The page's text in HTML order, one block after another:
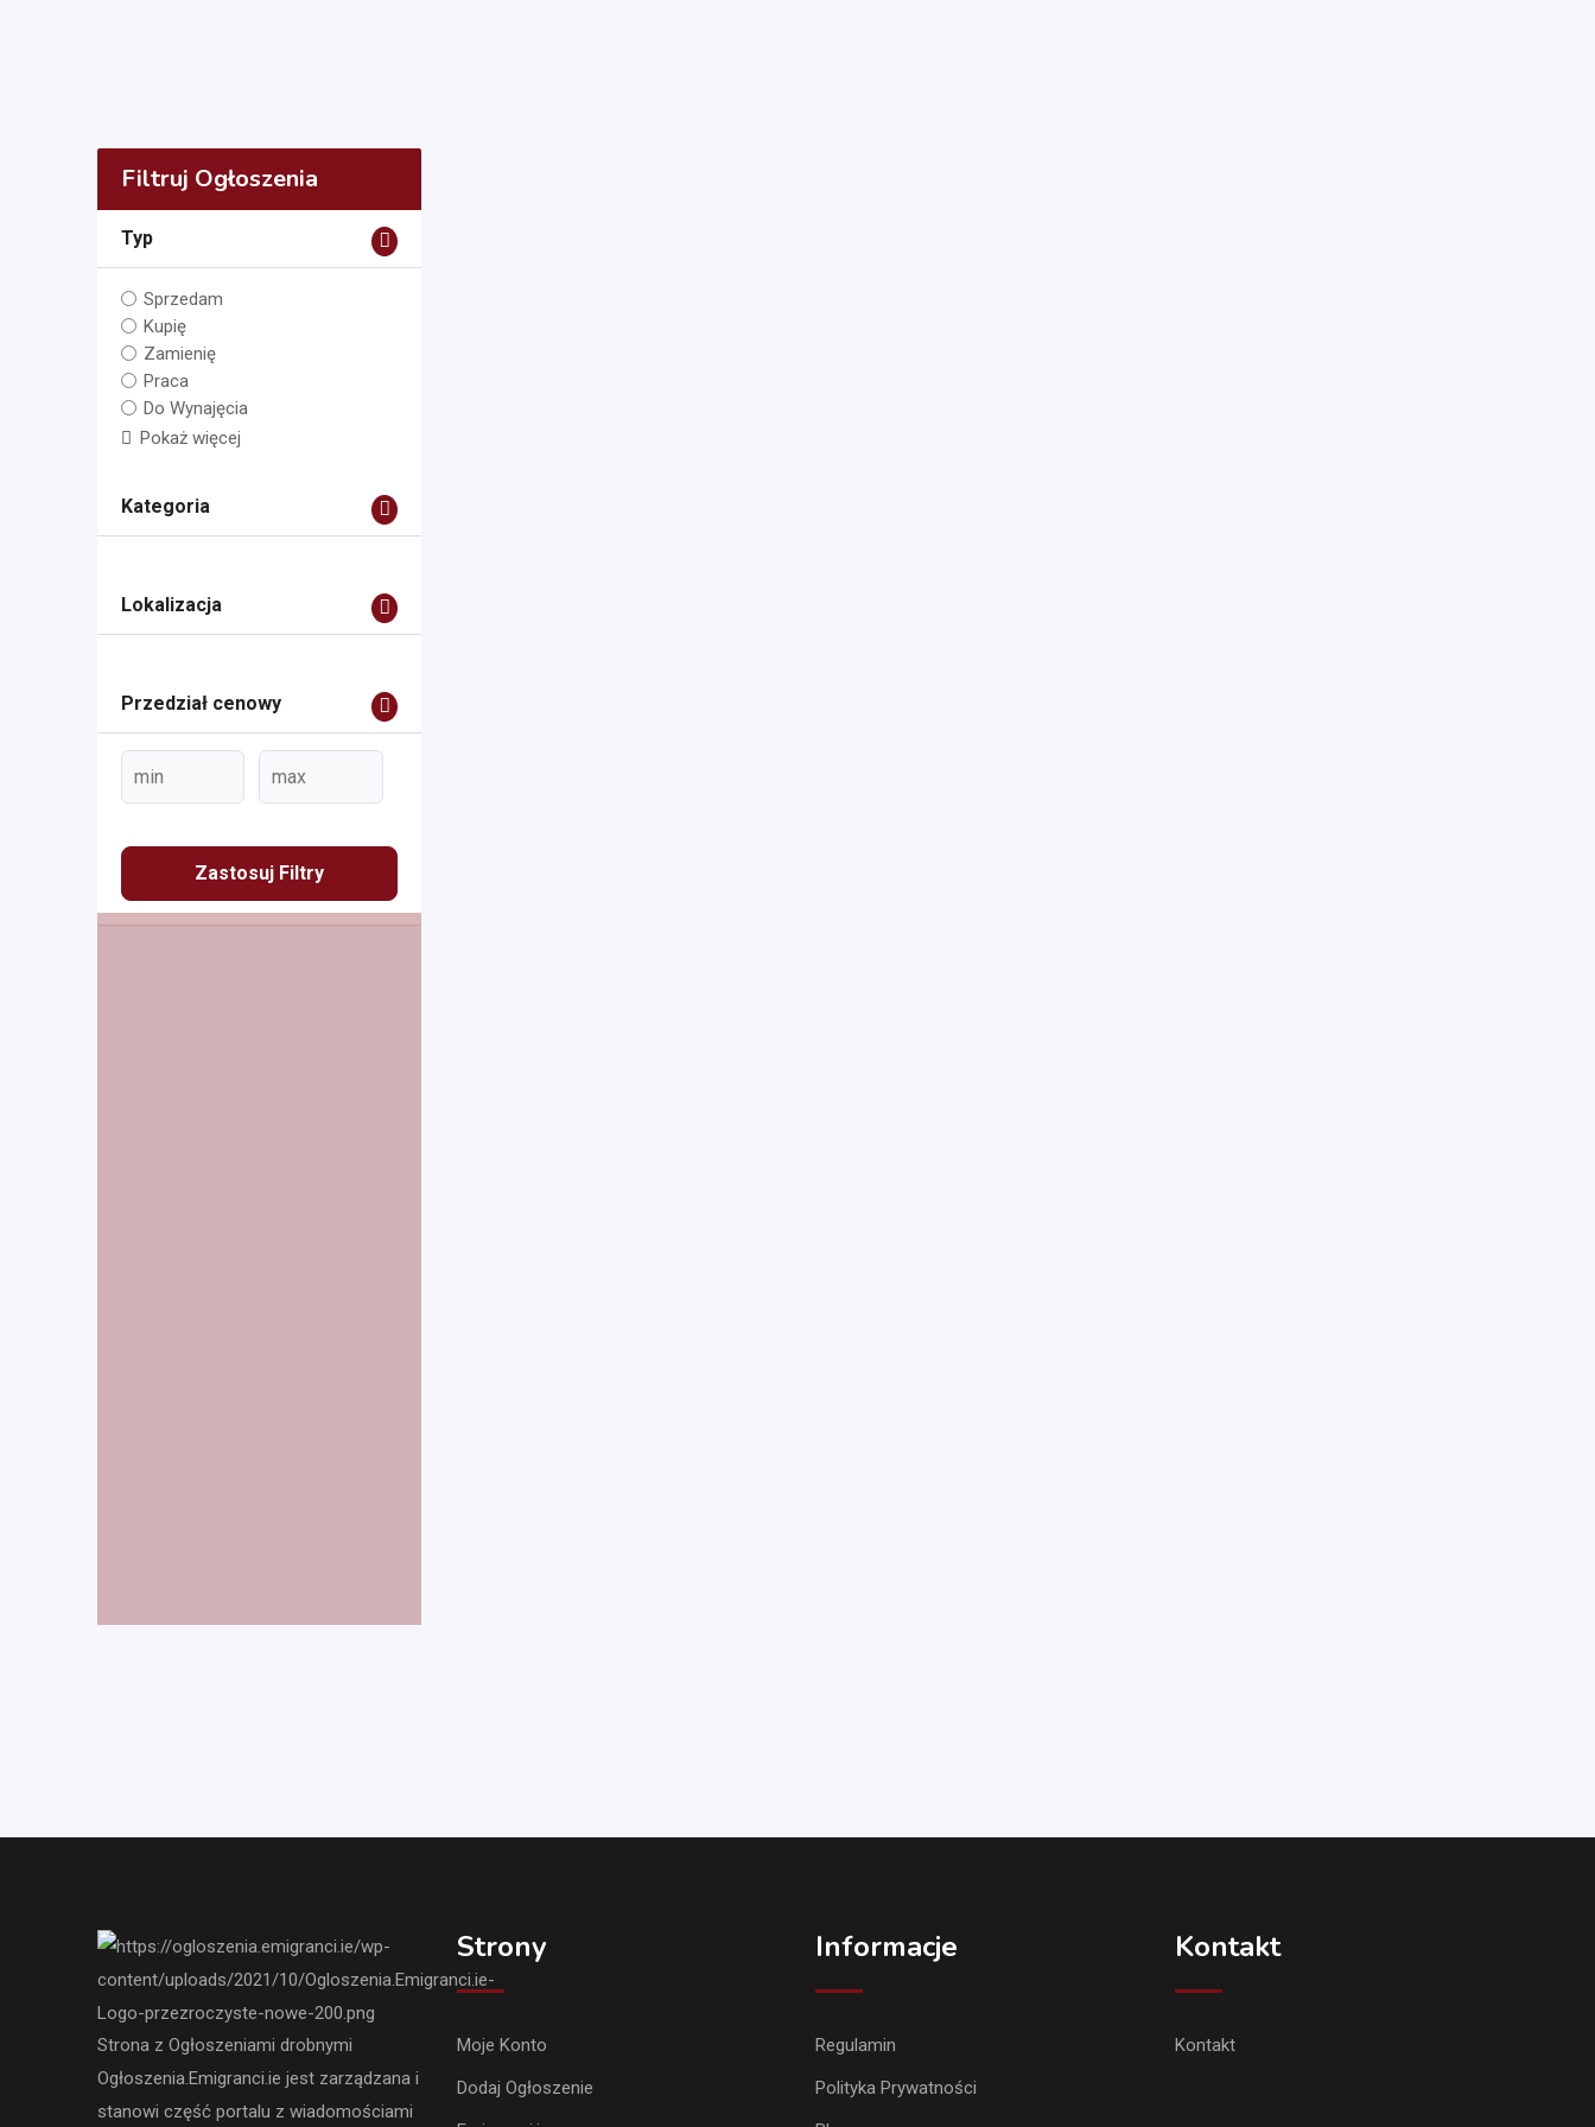
Filtruj Ogłoszenia
Typ
Sprzedam
Kupię
Zamienię
Praca
Do Wynajęcia
Pokaż więcej
Kategoria
Lokalizacja
Przedział cenowy
Zastosuj Filtry
Strona z Ogłoszeniami drobnymi
Ogłoszenia.Emigranci.ie jest zarządzana i
stanowi część portalu z wiadomościami
Strony
Moje Konto
Dodaj Ogłoszenie
Informacje
Regulamin
Polityka Prywatności
Kontakt
Kontakt